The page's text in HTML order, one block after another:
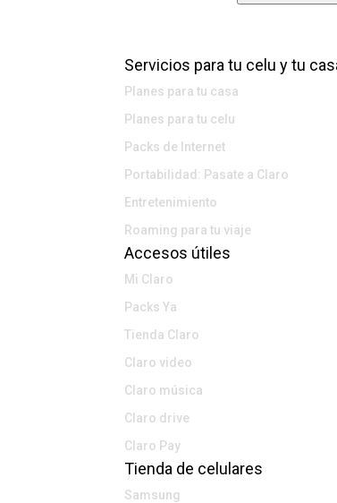
Servicios para tu celu y tu
Planes para tu casa
Planes para tu celu
Packs de Internet
Portabilidad: Pasate a Claro
Entretenimiento
Roaming para tu viaje
Accesos útiles
Mi Claro
Packs Ya
Tienda Claro
Claro video
Claro música
Claro drive
Claro Pay
Tienda de celulares
Samsung